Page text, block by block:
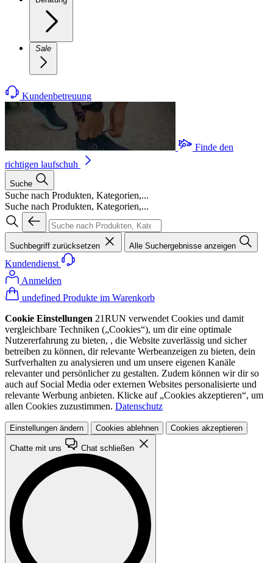
Sale
Kundenbetreuung
Finde den
richtigen laufschuh
Suche
Suche nach Produkten, Kategorien,...
Suche nach Produkten, Kategorien,...
Suchbegriff zurücksetzen Alle Suchergebnisse anzeigen
Kundendienst
Anmelden
undefined Produkte im Warenkorb
Cookie Einstellungen 21RUN verwendet Cookies und damit
vergleichbare Techniken („Cookies“), um dir eine optimale
Nutzererfahrung zu bieten, , die Website zuverlässig und sicher
betreiben zu können, dir relevante Werbeanzeigen zu bieten, dein
Surfverhalten zu analysieren und um unsere eigenen Kanäle
relevanter und persönlicher zu gestalten. Zudem können wir dir so
auch auf Social Media oder externen Websites personalisierte und
relevante Werbung anbieten. Klicke auf „Cookies akzeptieren“, um
allen Cookies zuzustimmen. Datenschutz
Einstellungen ändern Cookies ablehnen Cookies akzeptieren
Chatte mit uns Chat schließen